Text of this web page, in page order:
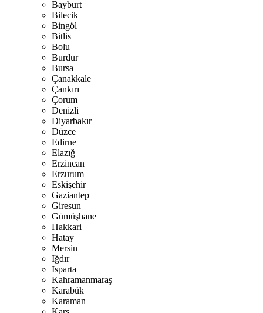
Bayburt
Bilecik
Bingöl
Bitlis
Bolu
Burdur
Bursa
Çanakkale
Çankırı
Çorum
Denizli
Diyarbakır
Düzce
Edirne
Elazığ
Erzincan
Erzurum
Eskişehir
Gaziantep
Giresun
Gümüşhane
Hakkari
Hatay
Mersin
Iğdır
Isparta
Kahramanmaraş
Karabük
Karaman